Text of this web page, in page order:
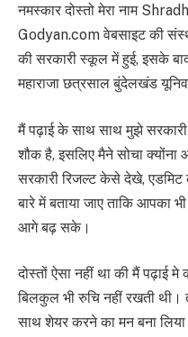
नमस्कार दोस्तो मेरा नाम
Godyan.com वेबसाइट की
की सरकारी स्कूल में हुई, इसके
महाराजा छत्रसाल बुंदेलखंड
मैं पढ़ाई के साथ साथ मुझे
शौक है, इसलिए मैने सोचा क्योंना
सरकारी रिजल्ट केसे देखे,
बारे में बताया जाए ताकि
आगे बढ़ सके।
दोस्तों ऐसा नहीं था की मैं
बिलकुल भी रुचि नहीं रखती
साथ शेयर करने का मन बना